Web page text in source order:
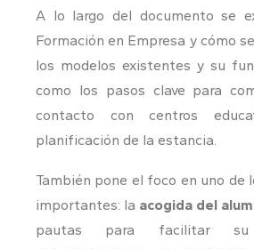
A lo largo del documento se
Formación en Empresa y cómo
los modelos existentes y su
como los pasos clave para
contacto con centros
planificación de la estancia.
También pone el foco en uno de
importantes: la acogida del
pautas para facilitar su